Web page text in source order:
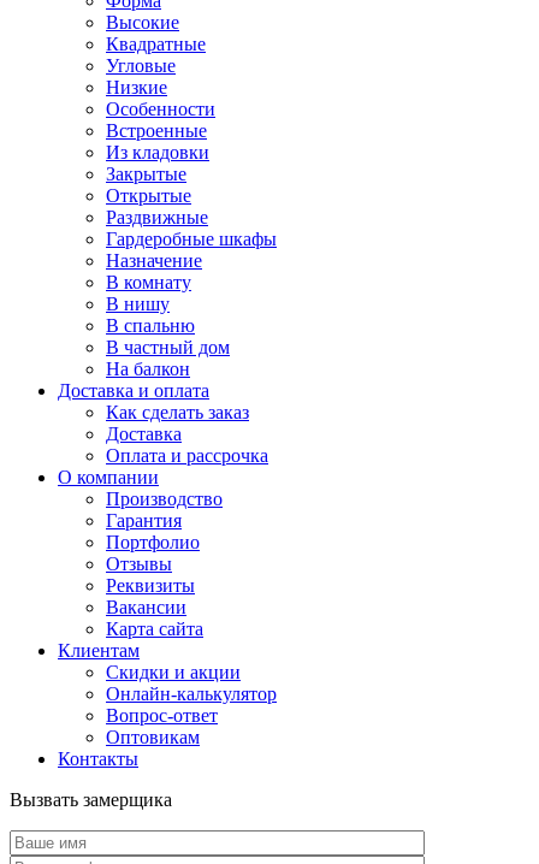
Высокие
Квадратные
Угловые
Низкие
Особенности
Встроенные
Из кладовки
Закрытые
Открытые
Раздвижные
Гардеробные шкафы
Назначение
В комнату
В нишу
В спальню
В частный дом
На балкон
Доставка и оплата
Как сделать заказ
Доставка
Оплата и рассрочка
О компании
Производство
Гарантия
Портфолио
Отзывы
Реквизиты
Вакансии
Карта сайта
Клиентам
Скидки и акции
Онлайн-калькулятор
Вопрос-ответ
Оптовикам
Контакты
Вызвать замерщика